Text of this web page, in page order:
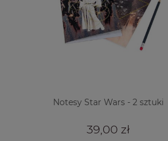
Notesy Star Wars - 2 sztuki
39,00 zł